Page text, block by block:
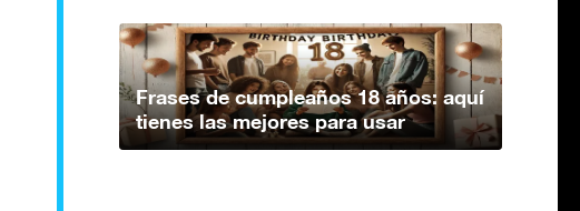
Frases de cumpleaños 18 años: aquí
tienes las mejores para usar